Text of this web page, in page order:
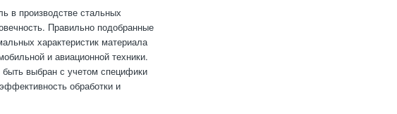
в производстве стальных
Правильно подобранные
характеристик материала
и авиационной техники.
выбран с учетом специфики
обработки и